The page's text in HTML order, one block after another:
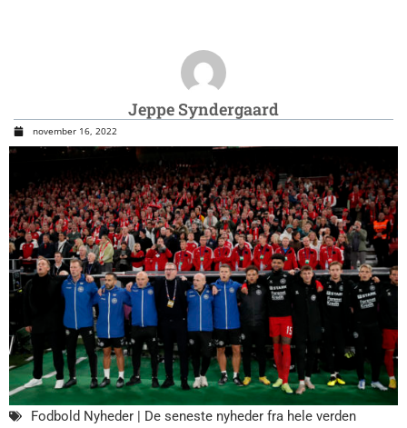
Jeppe Syndergaard
november 16, 2022
Fodbold Nyheder | De seneste nyheder fra hele verden